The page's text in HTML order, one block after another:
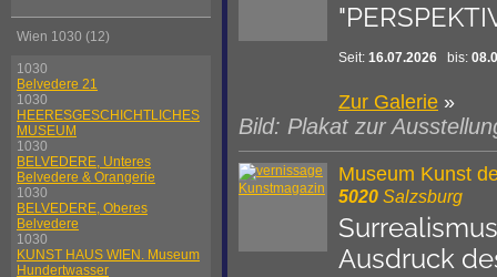
Wien 1030 (12)
1030
Belvedere 21
1030
HEERESGESCHICHTLICHES
MUSEUM
1030
BELVEDERE, Unteres
Belvedere & Orangerie
1030
BELVEDERE, Oberes
Belvedere
1030
KUNST HAUS WIEN. Museum
Hundertwasser
Seit: 16.07.2026 bis:
Zur Galerie »
Bild: Plakat zur
Museum Kunst
5020 Salzsburg
Ausdruck